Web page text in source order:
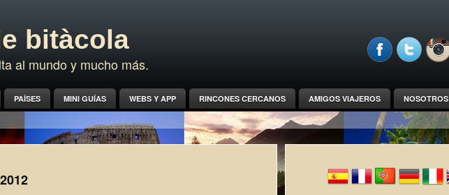
bitàcola
al mundo y mucho más.
PAÍSES MINI GUÍAS WEBS Y APP RINCONES CERCANOS AMIGOS VIAJEROS NOSOTROS